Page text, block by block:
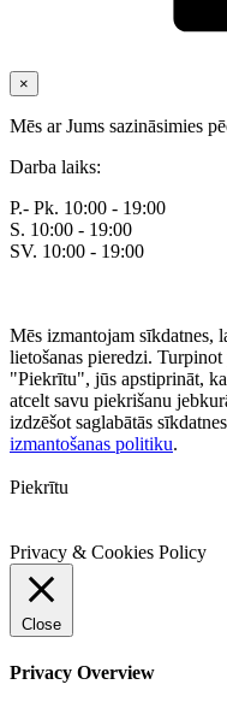
×
Mēs ar Jums sazināsimies
Darba laiks:
P.- Pk. 10:00 - 19:00
S. 10:00 - 19:00
SV. 10:00 - 19:00
Mēs izmantojam sīkdatnes,
lietošanas pieredzi.
"Piekrītu", jūs apstiprināt,
atcelt savu piekrišanu
izdzēšot saglabātās
izmantošanas politiku.
Piekrītu
Privacy & Cookies Policy
Close
Privacy Overview